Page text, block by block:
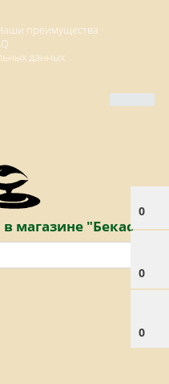
преимущества
данных
0
0
0
магазине "Бекас"